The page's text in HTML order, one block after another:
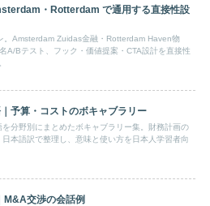
・Rotterdam で通用する直接性設
。Amsterdam Zuidas金融・Rotterdam Haven物
A/Bテスト、フック・価値提案・CTA設計を直接性
予算・コストのボキャブラリー
分野別にまとめたボキャブラリー集。財務計画の
本語訳で整理し、意味と使い方を日本人学習者向
M&A交渉の会話例